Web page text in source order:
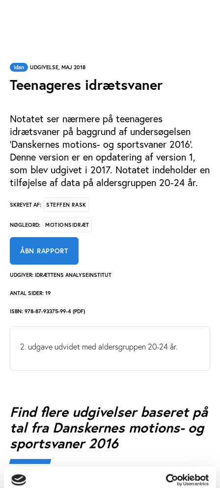
Idan UDGIVELSE, MAJ 2018
Teenageres idrætsvaner
Notatet ser nærmere på teenageres
idrætsvaner på baggrund af undersøgelsen
‘Danskernes motions- og sportsvaner 2016’.
Denne version er en opdatering af version 1,
som blev udgivet i 2017. Notatet indeholder en
tilføjelse af data på aldersgruppen 20-24 år.
SKREVET AF: STEFFEN RASK
NØGLEORD: MOTIONSIDRÆT
ÅBN RAPPORT
UDGIVER: IDRÆTTENS ANALYSEINSTITUT
ANTAL SIDER: 19
ISBN: 978-87-93375-99-4 (PDF)
2. udgave udvidet med aldersgruppen 20-24 år.
Find flere udgivelser baseret på
tal fra Danskernes motions- og
sportsvaner 2016